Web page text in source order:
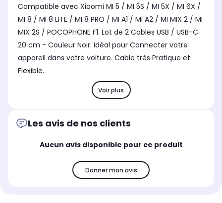
Compatible avec Xiaomi MI 5 / MI 5S / MI 5X / MI 6X /
MI 8 / MI 8 LITE / MI 8 PRO / MI A1 / MI A2 / MI MIX 2 / MI
MIX 2S / POCOPHONE F1. Lot de 2 Cables USB / USB-C
20 cm - Couleur Noir. Idéal pour Connecter votre
appareil dans votre voiture. Cable très Pratique et
Flexible.
Voir plus
Les avis de nos clients
Aucun avis disponible pour ce produit
Donner mon avis